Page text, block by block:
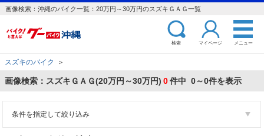
画像検索：沖縄のバイク一覧：20万円～30万円のスズキＧＡＧ一覧
検索 マイページ メニュー
スズキのバイク ＞
画像検索：スズキＧＡＧ(20万円～30万円) 0件中 0～0件を表示
条件を指定して絞り込み